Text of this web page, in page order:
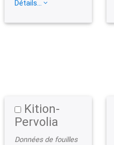
Détails...
Kition-
Pervolia
Données de fouilles